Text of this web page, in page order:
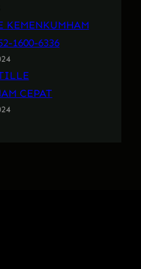
KEMENKUMHAM
1600-6336
CEPAT